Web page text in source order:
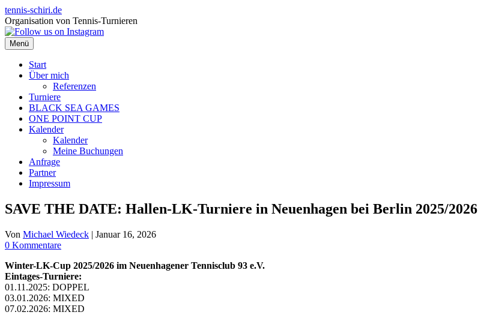
Zum
Inhalt
springen
tennis-schiri.de
Organisation von Tennis-Turnieren
Menü
Start
Über mich
Referenzen
Turniere
BLACK SEA GAMES
ONE POINT CUP
Kalender
Kalender
Meine Buchungen
Anfrage
Partner
Impressum
SAVE THE DATE: Hallen-LK-Turniere in Neuenhagen bei Berlin 2025/2026
Von Michael Wiedeck | Januar 16, 2026
0 Kommentare
Winter-LK-Cup 2025/2026 im Neuenhagener Tennisclub 93 e.V.
Eintages-Turniere:
01.11.2025: DOPPEL
03.01.2026: MIXED
07.02.2026: MIXED